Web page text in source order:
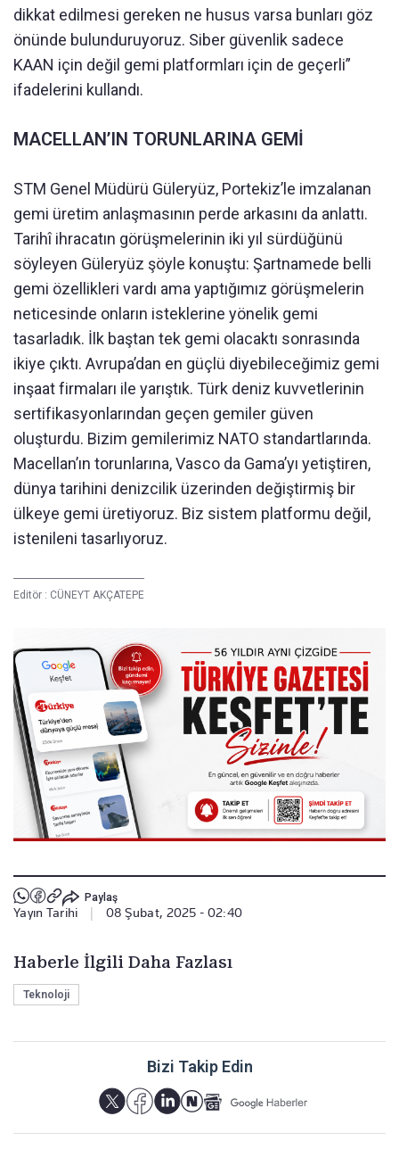
dikkat edilmesi gereken ne husus varsa bunları göz
önünde bulunduruyoruz. Siber güvenlik sadece
KAAN için değil gemi platformları için de geçerli”
ifadelerini kullandı.
MACELLAN’IN TORUNLARINA GEMİ
STM Genel Müdürü Güleryüz, Portekiz’le imzalanan
gemi üretim anlaşmasının perde arkasını da anlattı.
Tarihî ihracatın görüşmelerinin iki yıl sürdüğünü
söyleyen Güleryüz şöyle konuştu: Şartnamede belli
gemi özellikleri vardı ama yaptığımız görüşmelerin
neticesinde onların isteklerine yönelik gemi
tasarladık. İlk baştan tek gemi olacaktı sonrasında
ikiye çıktı. Avrupa’dan en güçlü diyebileceğimiz gemi
inşaat firmaları ile yarıştık. Türk deniz kuvvetlerinin
sertifikasyonlarından geçen gemiler güven
oluşturdu. Bizim gemilerimiz NATO standartlarında.
Macellan’ın torunlarına, Vasco da Gama’yı yetiştiren,
dünya tarihini denizcilik üzerinden değiştirmiş bir
ülkeye gemi üretiyoruz. Biz sistem platformu değil,
istenileni tasarlıyoruz.
Editör : CÜNEYT AKÇATEPE
Paylaş
Yayın Tarihi 08 Şubat, 2025 - 02:40
Haberle İlgili Daha Fazlası
Teknoloji
Bizi Takip Edin